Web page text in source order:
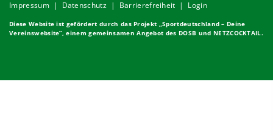
Impressum| Datenschutz | Barrierefreiheit | Login
Diese Website ist gefördert durch das Projekt „Sportdeutschland – Deine
Vereinswebsite”, einem gemeinsamen Angebot des DOSB und NETZCOCKTAIL.